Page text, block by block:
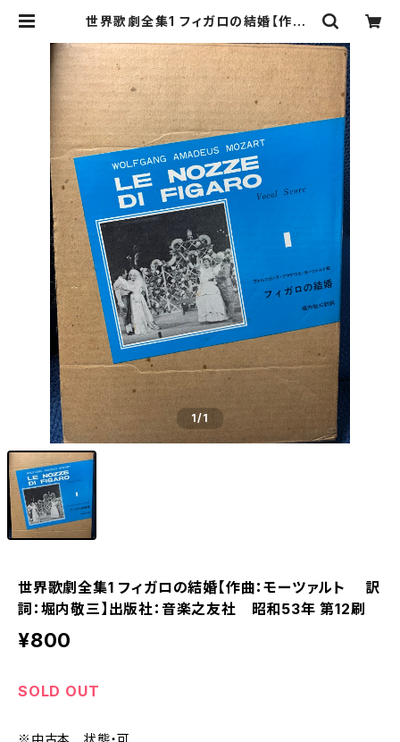
世界歌劇全集1 フィガロの結婚【作曲：
社：音楽之友社 昭和53年 第12刷 |
Birds' Tale Collective
1/1
世界歌劇全集1 フィガロの結婚【作曲：モーツァルト 訳
詞：堀内敬三】出版社：音楽之友社 昭和53年 第12刷
¥800
SOLD OUT
※中古本 状態・可